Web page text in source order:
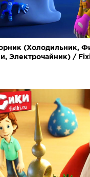
(Холодильник,
Электрочайник) /